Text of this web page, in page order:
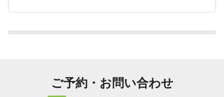
ご予約・お問い合わせ